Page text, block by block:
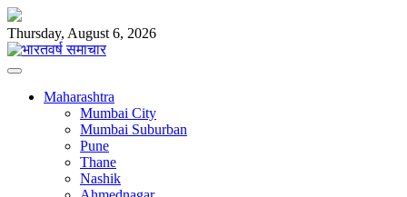
Skip
to
content
Thursday, August 6, 2026
Maharashtra
Mumbai City
Mumbai Suburban
Pune
Thane
Nashik